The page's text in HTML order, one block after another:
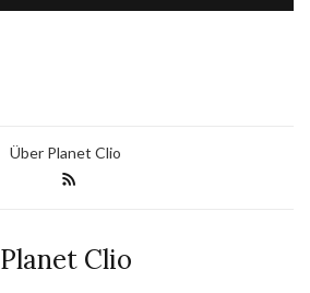
Über Planet Clio
Planet Clio